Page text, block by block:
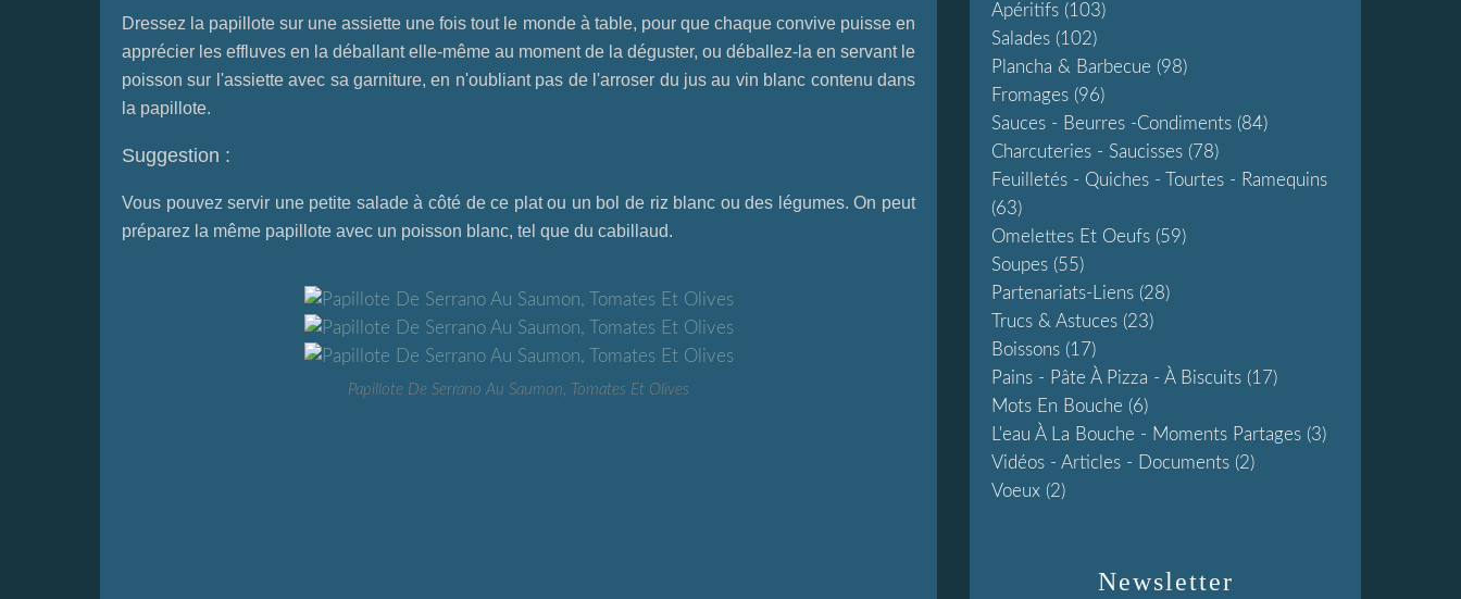
Dressez la papillote sur une assiette une fois tout le monde à table, pour que chaque convive puisse en
apprécier les effluves en la déballant elle-même au moment de la déguster, ou déballez-la en servant le
poisson sur l'assiette avec sa garniture, en n'oubliant pas de l'arroser du jus au vin blanc contenu dans
la papillote.
Suggestion :
Vous pouvez servir une petite salade à côté de ce plat ou un bol de riz blanc ou des légumes. On peut
préparez la même papillote avec un poisson blanc, tel que du cabillaud.
Papillote De Serrano Au Saumon, Tomates Et Olives
Newsletter
Apéritifs (103)
Salades (102)
Plancha & Barbecue (98)
Fromages (96)
Sauces - Beurres -condiments (84)
Charcuteries - Saucisses (78)
Feuilletés - Quiches - Tourtes - Ramequins
(63)
Omelettes Et Oeufs (59)
Soupes (55)
Partenariats-Liens (28)
Trucs & Astuces (23)
Boissons (17)
Pains - Pâte À Pizza - À Biscuits (17)
Mots En Bouche (6)
L'eau À La Bouche - Moments Partages (3)
Vidéos - Articles - Documents (2)
Voeux (2)